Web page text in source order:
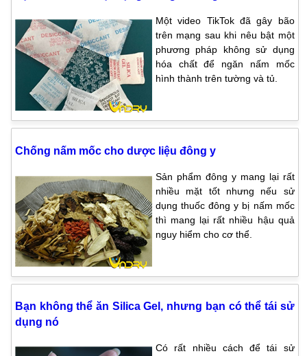
Một video TikTok đã gây bão
trên mạng sau khi nêu bật một
phương pháp không sử dụng
hóa chất để ngăn nấm mốc
hình thành trên tường và tủ.
Chống nấm mốc cho dược liệu đông y
Sản phẩm đông y mang lại rất
nhiều mặt tốt nhưng nếu sử
dụng thuốc đông y bị nấm mốc
thì mang lại rất nhiều hậu quả
nguy hiểm cho cơ thể.
Bạn không thể ăn Silica Gel, nhưng bạn có thể tái sử
dụng nó
Có rất nhiều cách để tái sử